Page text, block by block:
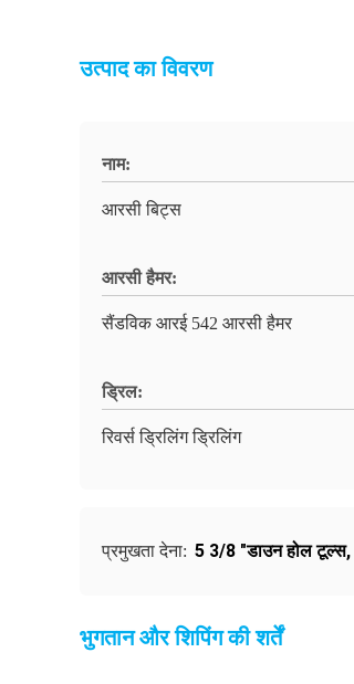
उत्पाद का विवरण
नाम:
आरसी बिट्स
आरसी हैमर:
सैंडविक आरई 542 आरसी हैमर
ड्रिल:
रिवर्स ड्रिलिंग ड्रिलिंग
प्रमुखता देना: 5 3/8 "डाउन होल टूल्स,
भुगतान और शिपिंग की शर्तें